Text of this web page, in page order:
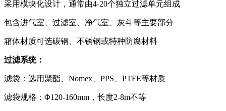
采用模块化设计，通常由4-20个独立过滤单元组成
包含进气室、过滤室、净气室、灰斗等主要部分
箱体材质可选碳钢、不锈钢或特种防腐材料
过滤系统：
滤袋：选用聚酯、Nomex、PPS、PTFE等材质
滤袋规格：Φ120-160mm，长度2-8m不等